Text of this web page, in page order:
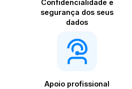
Confidencialidade e
segurança dos seus
dados
Apoio profissional